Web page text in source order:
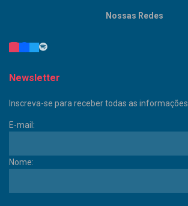
Nossas Redes
Newsletter
Inscreva-se para receber todas as informações
E-mail:
Nome: